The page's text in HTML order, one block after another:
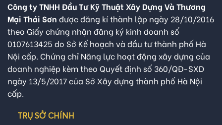
Công ty TNHH Đầu Tư Kỹ Thuật Xây Dựng Và Thương
Mại Thái Sơn được đăng kí thành lập ngày 28/10/2016
theo Giấy chứng nhận đăng ký kinh doanh số
0107613425 do Sở Kế hoạch và đầu tư thành phố Hà
Nội cấp. Chứng chỉ Năng lực hoạt động xây dựng của
doanh nghiệp kèm theo Quyết định số 360/QĐ-SXD
ngày 13/5/2017 của Sở Xây dựng thành phố Hà Nội
cấp.
TRỤ SỞ CHÍNH